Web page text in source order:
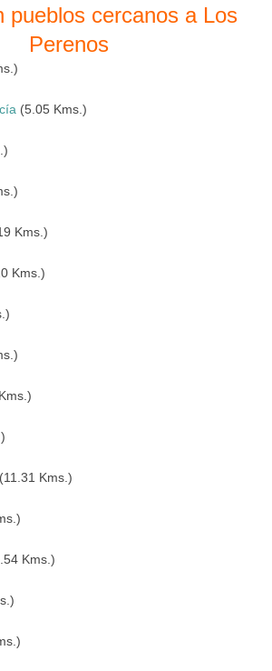
pueblos cercanos a Los
Perenos
(5.05 Kms.)
Kms.)
Kms.)
(11.31 Kms.)
Kms.)